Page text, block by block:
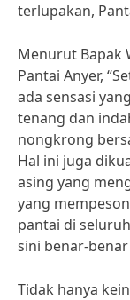
terlupakan,
Menurut Bapak
Pantai Anyer,
ada sensasi
tenang dan
nongkrong
Hal ini juga
asing yang
yang
pantai di
sini benar-
Tidak hanya